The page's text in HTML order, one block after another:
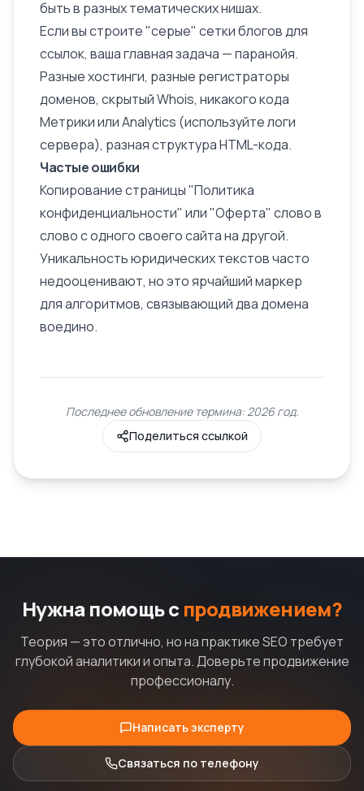
быть в разных тематических нишах.
Если вы строите "серые" сетки блогов для
ссылок, ваша главная задача — паранойя.
Разные хостинги, разные регистраторы
доменов, скрытый Whois, никакого кода
Метрики или Analytics (используйтелоги
сервера), разная структура HTML-кода.
Частые ошибки
Копирование страницы "Политика
конфиденциальности" или "Оферта" слово в
слово с одного своего сайта на другой.
Уникальность юридических текстов часто
недооценивают, но это ярчайший маркер
для алгоритмов, связывающий два домена
воедино.
Последнее обновление термина: 2026 год.
Поделиться ссылкой
Нужна помощь с продвижением?
Теория — это отлично, но на практике SEO требует
глубокой аналитики и опыта. Доверьте продвижение
профессионалу.
Написать эксперту
Связаться по телефону